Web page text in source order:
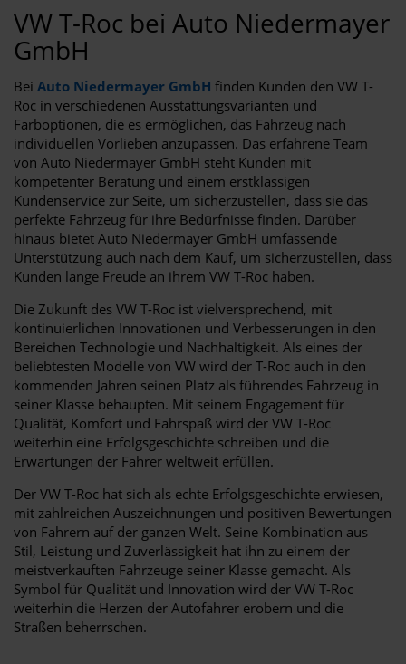
VW T-Roc bei Auto Niedermayer
GmbH
Bei Auto Niedermayer GmbH finden Kunden den VW T-
Roc in verschiedenen Ausstattungsvarianten und
Farboptionen, die es ermöglichen, das Fahrzeug nach
individuellen Vorlieben anzupassen. Das erfahrene Team
von Auto Niedermayer GmbH steht Kunden mit
kompetenter Beratung und einem erstklassigen
Kundenservice zur Seite, um sicherzustellen, dass sie das
perfekte Fahrzeug für ihre Bedürfnisse finden. Darüber
hinaus bietet Auto Niedermayer GmbH umfassende
Unterstützung auch nach dem Kauf, um sicherzustellen, dass
Kunden lange Freude an ihrem VW T-Roc haben.
Die Zukunft des VW T-Roc ist vielversprechend, mit
kontinuierlichen Innovationen und Verbesserungen in den
Bereichen Technologie und Nachhaltigkeit. Als eines der
beliebtesten Modelle von VW wird der T-Roc auch in den
kommenden Jahren seinen Platz als führendes Fahrzeug in
seiner Klasse behaupten. Mit seinem Engagement für
Qualität, Komfort und Fahrspaß wird der VW T-Roc
weiterhin eine Erfolgsgeschichte schreiben und die
Erwartungen der Fahrer weltweit erfüllen.
Der VW T-Roc hat sich als echte Erfolgsgeschichte erwiesen,
mit zahlreichen Auszeichnungen und positiven Bewertungen
von Fahrern auf der ganzen Welt. Seine Kombination aus
Stil, Leistung und Zuverlässigkeit hat ihn zu einem der
meistverkauften Fahrzeuge seiner Klasse gemacht. Als
Symbol für Qualität und Innovation wird der VW T-Roc
weiterhin die Herzen der Autofahrer erobern und die
Straßen beherrschen.